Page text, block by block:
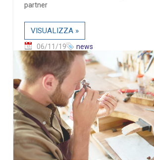
partner
VISUALIZZA »
06/11/19 news